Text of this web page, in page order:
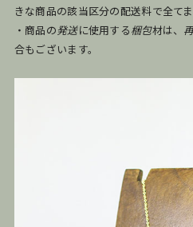
きな商品の該当区分の配送料で全て
・商品の発送に使用する梱包材は、
合もございます。